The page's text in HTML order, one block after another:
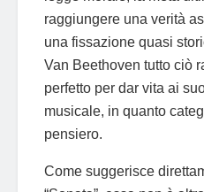
raggiungere una verità
una fissazione quasi
Van Beethoven tutto ciò
perfetto per dar vita ai
musicale, in quanto
pensiero.
Come suggerisce